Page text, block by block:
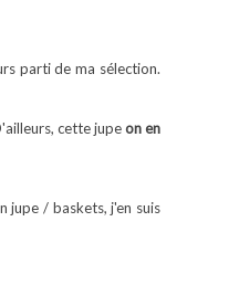
parti de ma sélection.
cette jupeon en
jupe / baskets, j'en suis